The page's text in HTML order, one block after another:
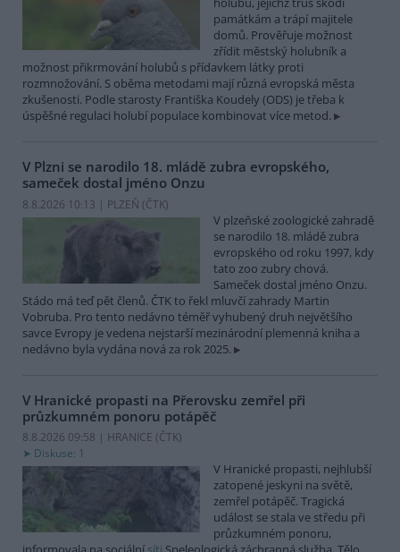
památkám a trápí majitele
domů. Prověřuje možnost
zřídit městský holubník a
možnost přikrmování holubů s přídavkem látky proti
rozmnožování. S oběma metodami mají různá evropská města
zkušenosti. Podle starosty Františka Koudely (ODS) je třeba k
úspěšné regulaci holubí populace kombinovat více metod.
V Plzni se narodilo 18. mládě zubra evropského,
sameček dostal jméno Onzu
8.8.2026 10:13 | PLZEŇ (ČTK)
V plzeňské zoologické zahradě
se narodilo 18. mládě zubra
evropského od roku 1997, kdy
tato zoo zubry chová.
Sameček dostal jméno Onzu.
Stádo má teď pět členů. ČTK to řekl mluvčí zahrady Martin
Vobruba. Pro tento nedávno téměř vyhubený druh největšího
savce Evropy je vedena nejstarší mezinárodní plemenná kniha a
nedávno byla vydána nová za rok 2025.
V Hranické propasti na Přerovsku zemřel při
průzkumném ponoru potápěč
8.8.2026 09:58 | HRANICE (ČTK)
Diskuse: 1
V Hranické propasti, nejhlubší
zatopené jeskyni na světě,
zemřel potápěč. Tragická
událost se stala ve středu při
průzkumném ponoru,